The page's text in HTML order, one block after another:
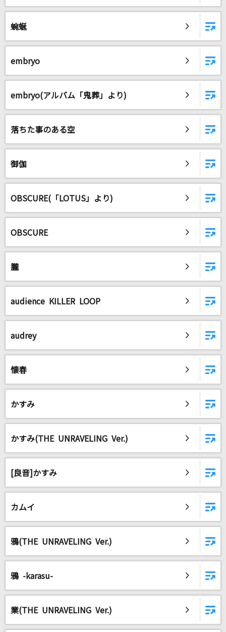
蜿蜒
embryo
embryo(アルバム「鬼葬」より)
落ちた事のある空
御伽
OBSCURE(「LOTUS」より)
OBSCURE
朧
audience KILLER LOOP
audrey
懐春
かすみ
かすみ(THE UNRAVELING Ver.)
[良音]かすみ
カムイ
鴉(THE UNRAVELING Ver.)
鴉 -karasu-
業(THE UNRAVELING Ver.)